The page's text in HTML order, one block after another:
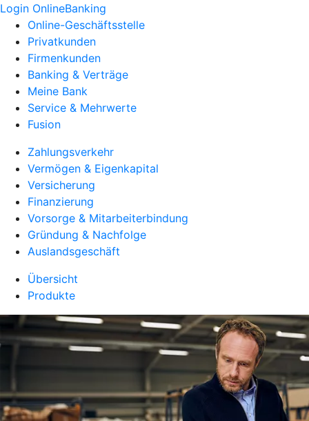
Login OnlineBanking
Online-Geschäftsstelle
Privatkunden
Firmenkunden
Banking & Verträge
Meine Bank
Service & Mehrwerte
Fusion
Zahlungsverkehr
Vermögen & Eigenkapital
Versicherung
Finanzierung
Vorsorge & Mitarbeiterbindung
Gründung & Nachfolge
Auslandsgeschäft
Übersicht
Produkte